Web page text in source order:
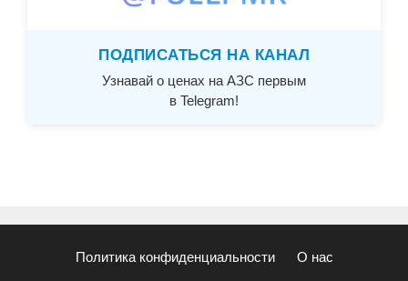
ПОДПИСАТЬСЯ НА КАНАЛ
Узнавай о ценах на АЗС первым
в Telegram!
Политика конфиденциальности О нас